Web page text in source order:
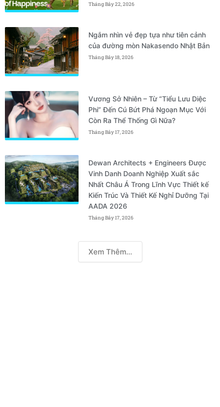
Tháng Bảy 22, 2026
Ngắm nhìn vẻ đẹp tựa như tiên cảnh
của đường mòn Nakasendo Nhật Bản
Tháng Bảy 18, 2026
Vương Sở Nhiên – Từ “Tiểu Lưu Diệc
Phi” Đến Cú Bứt Phá Ngoạn Mục Với
Còn Ra Thể Thống Gì Nữa?
Tháng Bảy 17, 2026
Dewan Architects + Engineers Được
Vinh Danh Doanh Nghiệp Xuất sắc
Nhất Châu Á Trong Lĩnh Vực Thiết kế
Kiến Trúc Và Thiết Kế Nghỉ Dưỡng Tại
AADA 2026
Tháng Bảy 17, 2026
Xem Thêm...